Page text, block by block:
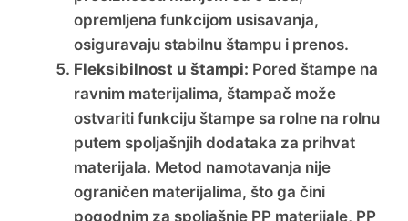
opremljena funkcijom usisavanja,
osiguravaju stabilnu štampu i prenos.
Fleksibilnost u štampi: Pored štampe na
ravnim materijalima, štampač može
ostvariti funkciju štampe sa rolne na rolnu
putem spoljašnjih dodataka za prihvat
materijala. Metod namotavanja nije
ograničen materijalima, što ga čini
pogodnim za spoljašnje PP materijale, PP